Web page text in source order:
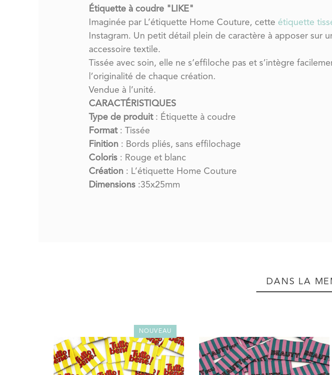
Étiquette à coudre "LIKE"
Imaginée par L’étiquette Home Couture, cette étiquette
Instagram. Un petit détail plein de caractère à apposer sur
accessoire textile.
Tissée avec soin, elle ne s’effiloche pas et s’intègre
l’originalité de chaque création.
Vendue à l’unité.
CARACTÉRISTIQUES
Type de produit: Étiquette à coudre
Format: Tissée
Finition : Bords pliés, sans effilochage
Coloris : Rouge et blanc
Création : L’étiquette Home Couture
Dimensions :35x25mm
DANS LA
NOUVEAU